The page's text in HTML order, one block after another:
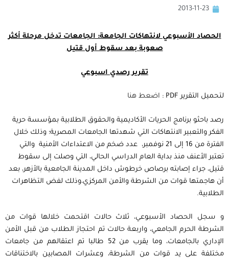
2013-11-23
الحصاد الأسبوعي لانتهاكات الجامعة: الجامعات تدخل مرحلة أكثر
صعوبة بعد سقوط أول قتيل
تقرير رصدي اسبوعي
لتحميل التقرير PDF : اضعط هنا
رصد باحثو برنامج الحريات الأكاديمية والحقوق الطلابية بمؤسسة حرية
الفكر والتعبير الانتهاكات التي شهدتها الجامعات المصرية؛ وذلك خلال
الفترة من 16 إلى 21 نوفمبر، عدد ضخم من الاعتداءات الأمنية والتي
تعتبر الأعنف منذ بداية العام الدراسي الحالي، التي وصلت إلى سقوط
قتيل، جراء إصابته برصاص خرطوش داخل المدينة الجامعية بالأزهر، بعد
أن هاجمتها قوات من الشرطة والأمن المركزي،وذلك لفض التظاهرات
الطلابية.
و سجل الحصاد الأسبوعي، ثلاث حالات اقتحمت خلالها قوات من
الشرطة الحرم الجامعي، واربعة حالات تم احتجاز الطلاب من قبل الأمن
الإداري بالجامعات، وما يقرب من 52 طالبا تم اعتقالهم من جامعات
مختلفة على يد قوات من الشرطة، وعشرات المصابين بالاختناقات